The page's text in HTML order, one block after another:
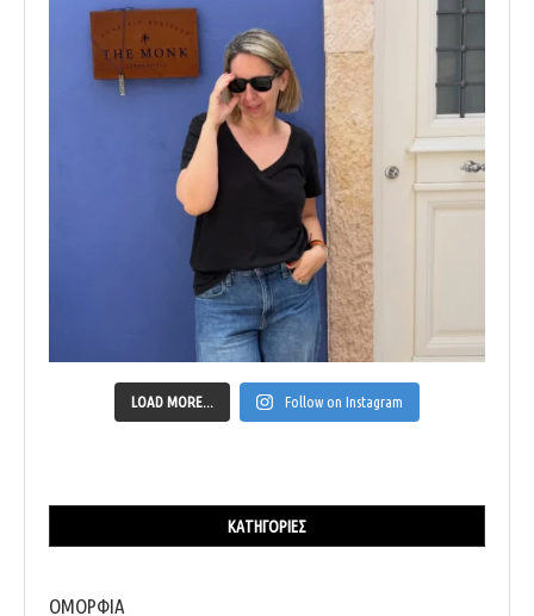
LOAD MORE... Follow on Instagram
ΚΑΤΗΓΟΡΊΕΣ
ΟΜΟΡΦΙΑ